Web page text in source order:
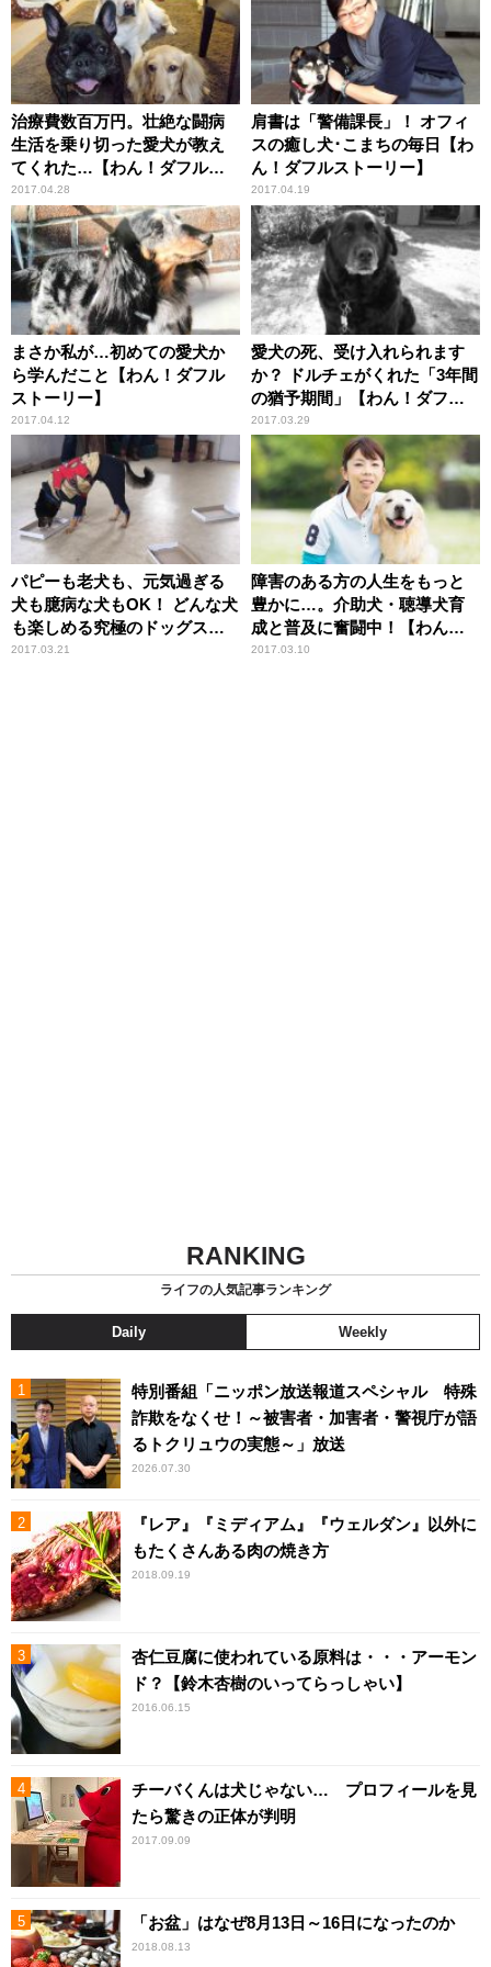
治療費数百万円。壮絶な闘病
生活を乗り切った愛犬が教え
てくれた…【わん！ダフルス
トーリー】
2017.04.28
肩書は「警備課長」！ オフィ
スの癒し犬･こまちの毎日【わ
ん！ダフルストーリー】
2017.04.19
まさか私が…初めての愛犬か
ら学んだこと【わん！ダフル
ストーリー】
2017.04.12
愛犬の死、受け入れられます
か？ ドルチェがくれた「3年間
の猶予期間」【わん！ダフル
ストーリー】
2017.03.29
パピーも老犬も、元気過ぎる
犬も臆病な犬もOK！ どんな犬
も楽しめる究極のドッグスポ
ーツ「ノーズワーク」【わ
2017.03.21
障害のある方の人生をもっと
豊かに…。介助犬・聴導犬育
成と普及に奮闘中！【わん！
ダフルストーリー】
2017.03.10
RANKING
ライフの人気記事ランキング
Daily Weekly
特別番組「ニッポン放送報道スペシャル 特殊
詐欺をなくせ！～被害者・加害者・警視庁が語
るトクリュウの実態～」放送
2026.07.30
『レア』『ミディアム』『ウェルダン』以外に
もたくさんある肉の焼き方
2018.09.19
杏仁豆腐に使われている原料は・・・アーモン
ド？【鈴木杏樹のいってらっしゃい】
2016.06.15
チーバくんは犬じゃない… プロフィールを見
たら驚きの正体が判明
2017.09.09
「お盆」はなぜ8月13日～16日になったのか
2018.08.13